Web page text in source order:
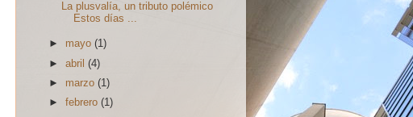
La plusvalía, un tributo polémico
Estos días ...
► mayo(1)
►abril(4)
► marzo(1)
►febrero(1)